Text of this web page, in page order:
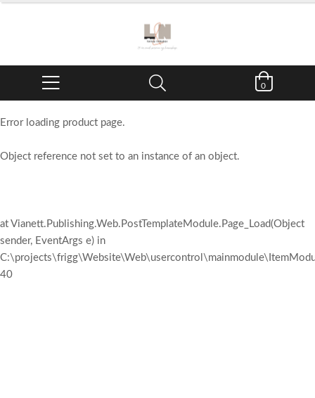
0
Error loading product page.
Object reference not set to an instance of an object.
at Vianett.Publishing.Web.PostTemplateModule.Page_Load(Object
sender, EventArgs e) in
40